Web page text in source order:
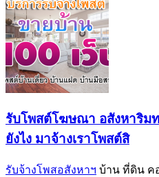
รับโพสต์โฆษณา อสังหาริม
ยังไง มาจ้างเราโพสต์สิ
รับจ้างโพสอสังหาฯ บ้าน ที่ดิน ค